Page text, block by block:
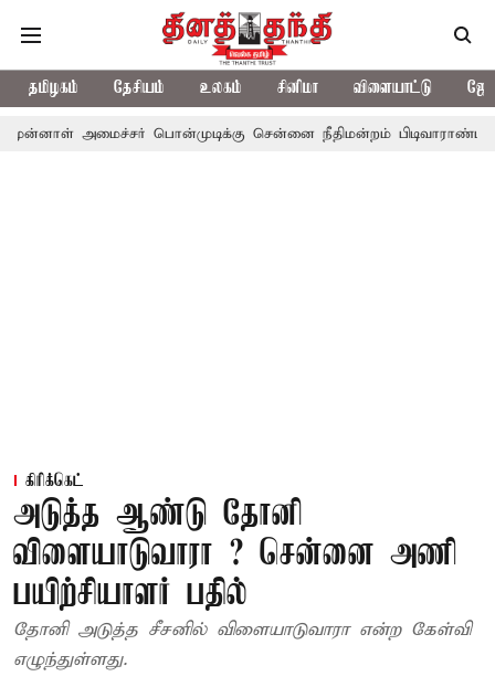
தமிழகம் தேசியம் உலகம் சினிமா விளையாட்டு
பொன்முடிக்கு சென்னை நீதிமன்றம் பிடிவாராண்ட்
கிரிக்கெட்
அடுத்த ஆண்டு தோனி
விளையாடுவாரா ? சென்னை அணி
பயிற்சியாளர் பதில்
தோனி அடுத்த சீசனில் விளையாடுவாரா என்ற கேள்வி
எழுந்துள்ளது.